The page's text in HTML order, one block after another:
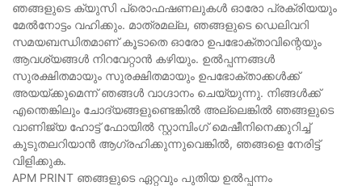
ഞങ്ങളുടെ ക്യുസി പ്രൊഫഷണലുകൾ ഓരോ പ്രക്രിയയും
മേൽനോട്ടം വഹിക്കും. മാത്രമല്ല, ഞങ്ങളുടെ ഡെലിവറി
സമയബന്ധിതമാണ് കൂടാതെ ഓരോ ഉപഭോക്താവിന്റെയും
ആവശ്യങ്ങൾ നിറവേറ്റാൻ കഴിയും. ഉൽപ്പന്നങ്ങൾ
സുരക്ഷിതമായും സുരക്ഷിതമായും ഉപഭോക്താക്കൾക്ക്
അയയ്ക്കുമെന്ന് ഞങ്ങൾ വാഗ്ദാനം ചെയ്യുന്നു. നിങ്ങൾക്ക്
എന്തെങ്കിലും ചോദ്യങ്ങളുണ്ടെങ്കിൽ അല്ലെങ്കിൽ ഞങ്ങളുടെ
വാണിജ്യ ഹോട്ട് ഫോയിൽ സ്റ്റാമ്പിംഗ് മെഷീനിനെക്കുറിച്ച്
കൂടുതലറിയാൻ ആഗ്രഹിക്കുന്നുവെങ്കിൽ, ഞങ്ങളെ നേരിട്ട്
വിളിക്കുക.
APM PRINT ഞങ്ങളുടെ ഏറ്റവും പുതിയ ഉൽപ്പന്നം